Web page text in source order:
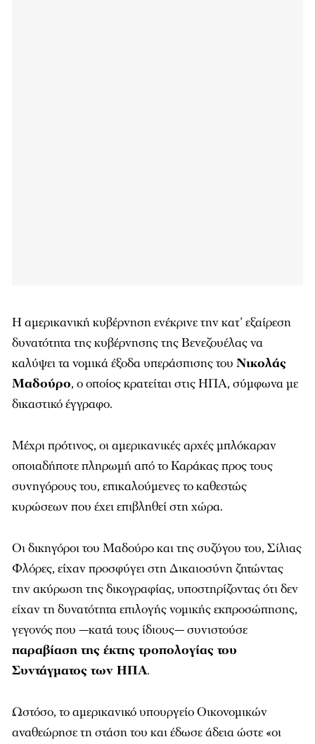
Η αμερικανική κυβέρνηση ενέκρινε την κατ’ εξαίρεση
δυνατότητα της κυβέρνησης της Βενεζουέλας να
καλύψει τα νομικά έξοδα υπεράσπισης του Νικολάς
Μαδούρο, ο οποίος κρατείται στις ΗΠΑ, σύμφωνα με
δικαστικό έγγραφο.
Μέχρι πρότινος, οι αμερικανικές αρχές μπλόκαραν
οποιαδήποτε πληρωμή από το Καράκας προς τους
συνηγόρους του, επικαλούμενες το καθεστώς
κυρώσεων που έχει επιβληθεί στη χώρα.
Οι δικηγόροι του Μαδούρο και της συζύγου του, Σίλιας
Φλόρες, είχαν προσφύγει στη Δικαιοσύνη ζητώντας
την ακύρωση της δικογραφίας, υποστηρίζοντας ότι δεν
είχαν τη δυνατότητα επιλογής νομικής εκπροσώπησης,
γεγονός που —κατά τους ίδιους— συνιστούσε
παραβίαση της έκτης τροπολογίας του
Συντάγματος των ΗΠΑ.
Ωστόσο, το αμερικανικό υπουργείο Οικονομικών
αναθεώρησε τη στάση του και έδωσε άδεια ώστε «οι